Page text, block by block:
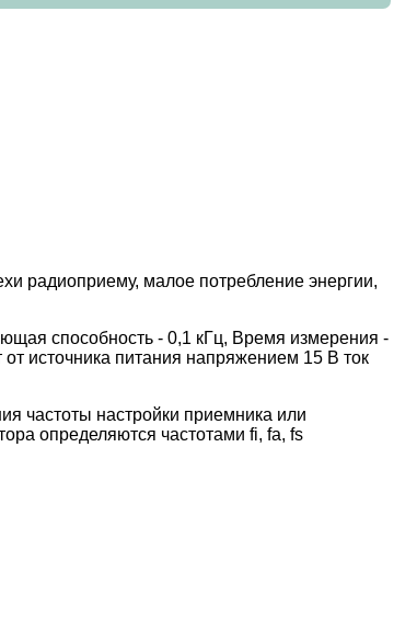
радиоприему, малое потребление энергии,
способность - 0,1 кГц, Время измерения -
источника питания напряжением 15 В ток
частоты настройки приемника или
определяются частотами fi, fa, fs